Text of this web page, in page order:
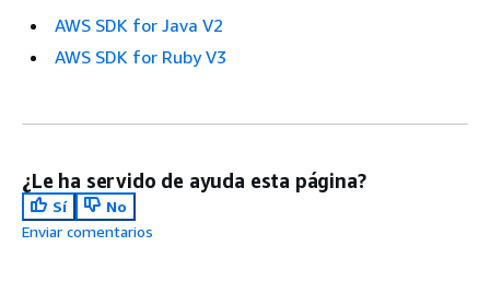
AWS SDK for Java V2
AWS SDK for Ruby V3
¿Le ha servido de ayuda esta página?
Sí
No
Enviar comentarios